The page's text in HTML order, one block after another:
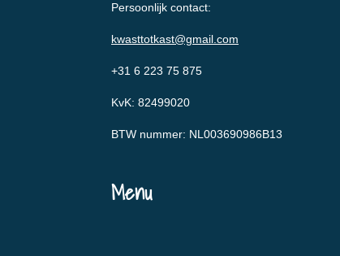
Persoonlijk contact:
kwasttotkast@gmail.com
+31 6 223 75 875
KvK: 82499020
BTW nummer: NL003690986B13
Menu